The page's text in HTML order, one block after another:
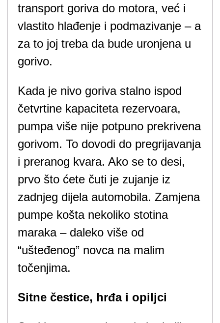
transport goriva do motora, već i
vlastito hlađenje i podmazivanje – a
za to joj treba da bude uronjena u
gorivo.
Kada je nivo goriva stalno ispod
četvrtine kapaciteta rezervoara,
pumpa više nije potpuno prekrivena
gorivom. To dovodi do pregrijavanja
i preranog kvara. Ako se to desi,
prvo što ćete čuti je zujanje iz
zadnjeg dijela automobila. Zamjena
pumpe košta nekoliko stotina
maraka – daleko više od
“ušteđenog” novca na malim
točenjima.
Sitne čestice, hrđa i opiljci